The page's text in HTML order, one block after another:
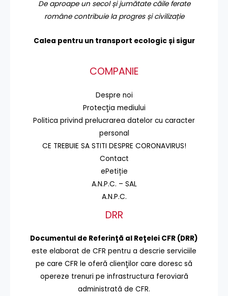
De aproape un secol și jumătate căile ferate
române contribuie la progres și civilizație
Calea pentru un transport ecologic și sigur
COMPANIE
Despre noi
Protecţia mediului
Politica privind prelucrarea datelor cu caracter
personal
CE TREBUIE SA STITI DESPRE CORONAVIRUS!
Contact
ePetiție
A.N.P.C. – SAL
A.N.P.C.
DRR
Documentul de Referinţă al Reţelei CFR (DRR)
este elaborat de CFR pentru a descrie serviciile
pe care CFR le oferă clienţilor care doresc să
opereze trenuri pe infrastructura feroviară
administrată de CFR.